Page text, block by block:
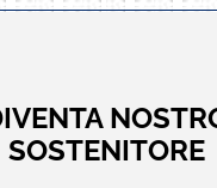
SOSTENITORE